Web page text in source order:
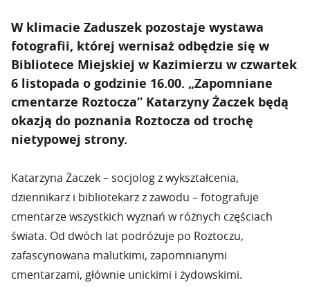
W klimacie Zaduszek pozostaje wystawa
fotografii, której wernisaż odbędzie się w
Bibliotece Miejskiej w Kazimierzu w czwartek
6 listopada o godzinie 16.00. „Zapomniane
cmentarze Roztocza” Katarzyny Żaczek będą
okazją do poznania Roztocza od trochę
nietypowej strony.
Katarzyna Żaczek – socjolog z wykształcenia,
dziennikarz i bibliotekarz z zawodu – fotografuje
cmentarze wszystkich wyznań w różnych częściach
świata. Od dwóch lat podróżuje po Roztoczu,
zafascynowana malutkimi, zapomnianymi
cmentarzami, głównie unickimi i żydowskimi.